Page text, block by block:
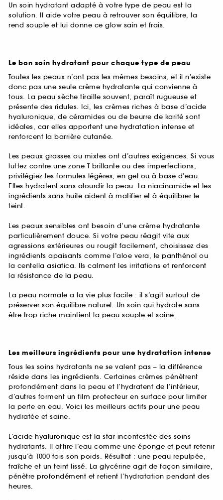
Un soin hydratant adapté à votre type de peau est la
solution. Il aide votre peau à retrouver son équilibre, la
rend souple et lui donne ce glow sain et frais.
Le bon soin hydratant pour chaque type de peau
Toutes les peaux n’ont pas les mêmes besoins, et il n’existe
donc pas une seule crème hydratante qui convienne à
tous. La peau sèche tiraille souvent, paraît rugueuse et
présente des ridules. Ici, les crèmes riches à base d’acide
hyaluronique, de céramides ou de beurre de karité sont
idéales, car elles apportent une hydratation intense et
renforcent la barrière cutanée.
Les peaux grasses ou mixtes ont d’autres exigences. Si vous
luttez contre une zone T brillante ou des imperfections,
privilégiez les formules légères, en gel ou à base d’eau.
Elles hydratent sans alourdir la peau. La niacinamide et les
ingrédients sans huile aident à matifier et à équilibrer le
teint.
Les peaux sensibles ont besoin d’une crème hydratante
particulièrement douce. Si votre peau réagit vite aux
agressions extérieures ou rougit facilement, choisissez des
ingrédients apaisants comme l’aloe vera, le panthénol ou
la centella asiatica. Ils calment les irritations et renforcent
la résistance de la peau.
La peau normale a la vie plus facile : il s’agit surtout de
préserver son équilibre naturel. Un soin qui hydrate sans
être trop riche maintient la peau souple et saine.
Les meilleurs ingrédients pour une hydratation intense
Tous les soins hydratants ne se valent pas – la différence
réside dans les ingrédients. Certaines crèmes pénètrent
profondément dans la peau et l’hydratent de l’intérieur,
d’autres forment un film protecteur en surface pour limiter
la perte en eau. Voici les meilleurs actifs pour une peau
hydratée et saine.
L’acide hyaluronique est la star incontestée des soins
hydratants. Il attire l’eau comme une éponge et peut retenir
jusqu’à 1000 fois son poids. Résultat : une peau repulpée,
fraîche et un teint lissé. La glycérine agit de façon similaire,
pénètre profondément et retient l’hydratation pendant des
heures.